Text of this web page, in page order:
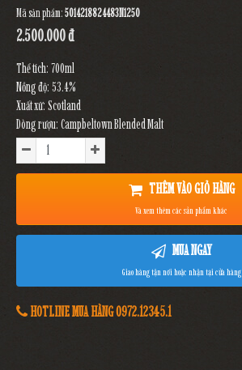
Mã sản phẩm:5014218824483N1250
2.500.000 đ
Thể tích: 700ml
Nồng độ: 53.4%
Xuất xứ: Scotland
Dòng rượu: Campbeltown Blended Malt
THÊM VÀO GIỎ HÀNG
Và xem thêm các sản phẩm khác
MUA NGAY
Giao hàng tận nơi hoặc nhận tại cửa hàng
HOTLINE MUA HÀNG 0972.12345.1